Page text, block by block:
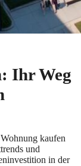
Ihr Weg
kaufen
und
in der